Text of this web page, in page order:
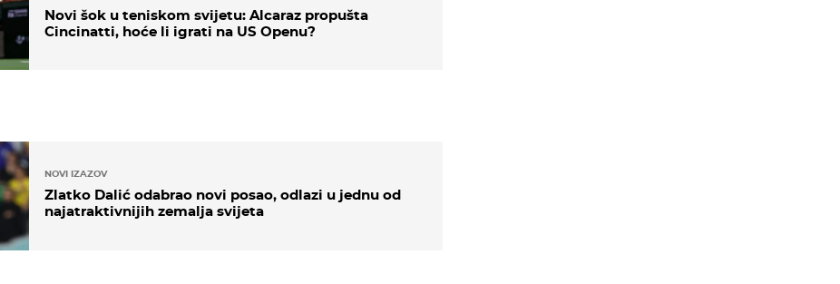
Novi šok u teniskom svijetu: Alcaraz propušta
Cincinatti, hoće li igrati na US Openu?
NOVI IZAZOV
Zlatko Dalić odabrao novi posao, odlazi u jednu od
najatraktivnijih zemalja svijeta